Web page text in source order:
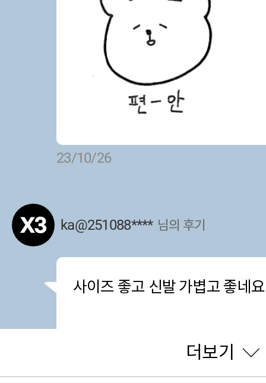
23/10/26
ka@251088**** 님의 후기
사이즈 좋고 신발 가볍고 좋네요
더보기